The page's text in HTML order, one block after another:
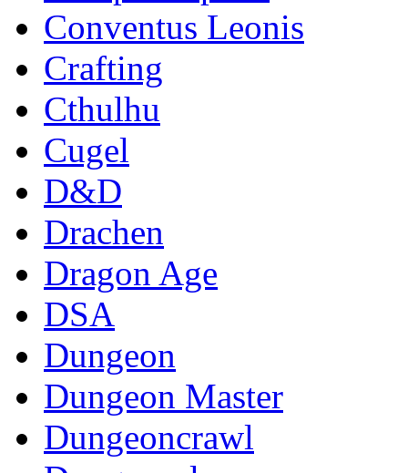
Conventus Leonis
Crafting
Cthulhu
Cugel
D&D
Drachen
Dragon Age
DSA
Dungeon
Dungeon Master
Dungeoncrawl